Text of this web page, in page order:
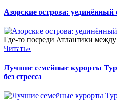
Азорские острова:
Где-то посреди Атлантики
Читать»
Лучшие семейные курорты
без стресса